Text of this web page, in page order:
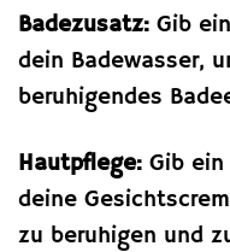
Badezusatz: Gib
dein Badewasser,
beruhigendes
Hautpflege: Gib
deine
zu beruhigen und